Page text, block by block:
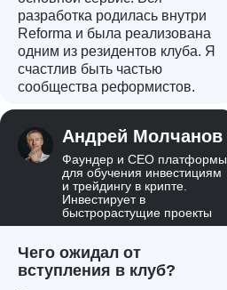
разработка родилась внутри
Reforma и была реализована
одним из резидентов клуба. Я
счастлив быть частью
сообщества реформистов.
Андрей Молчанов
Фаундер и CEO платформы
для обучения инвестициям
и трейдингу в крипте.
Инвестирует в
быстрорастущие проекты
Чего ожидал от
вступления в клуб?